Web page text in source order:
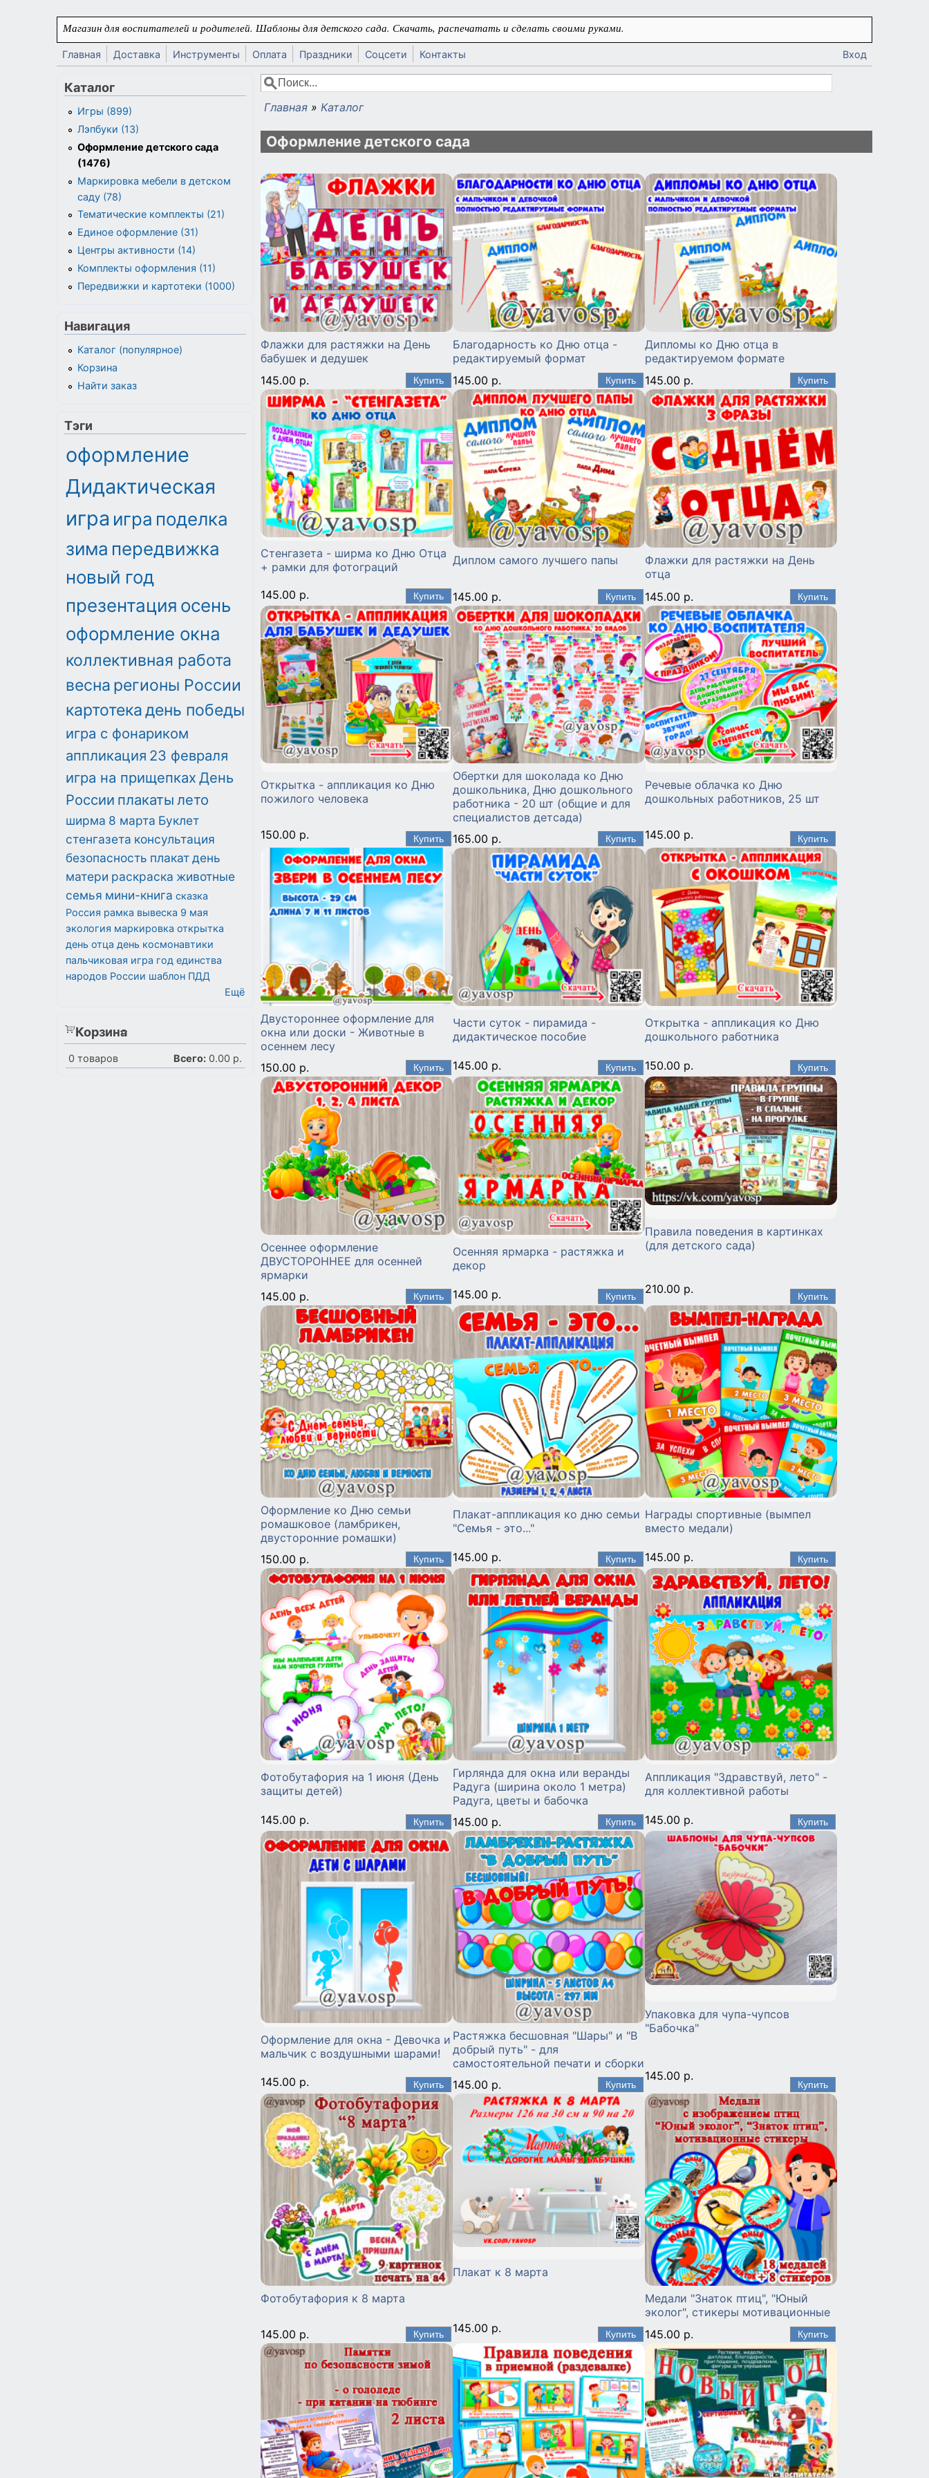
Перейти к основному содержанию
Магазин для воспитателей и родителей. Шаблоны для детского сада. Скачать, распечатать и сделать своими руками.
Главная Доставка Инструменты Оплата Праздники Соцсети Контакты Вход
Форма поиска
Поиск
Вы здесь
Главная » Каталог
Оформление детского сада
Флажки для растяжки на День
бабушек и дедушек
145.00 р.
Благодарность ко Дню отца -
редактируемый формат
145.00 р.
Дипломы ко Дню отца в
редактируемом формате
145.00 р.
Стенгазета - ширма ко Дню Отца
+ рамки для фотограций
145.00 р.
Диплом самого лучшего папы
145.00 р.
Флажки для растяжки на День
отца
145.00 р.
Открытка - аппликация ко Дню
пожилого человека
150.00 р.
Обертки для шоколада ко Дню
дошкольника, Дню дошкольного
работника - 20 шт (общие и для
специалистов детсада)
165.00 р.
Речевые облачка ко Дню
дошкольных работников, 25 шт
145.00 р.
Двустороннее оформление для
окна или доски - Животные в
осеннем лесу
150.00 р.
Части суток - пирамида -
дидактическое пособие
145.00 р.
Открытка - аппликация ко Дню
дошкольного работника
150.00 р.
Осеннее оформление
ДВУСТОРОННЕЕ для осенней
ярмарки
145.00 р.
Осенняя ярмарка - растяжка и
декор
145.00 р.
Правила поведения в картинках
(для детского сада)
210.00 р.
Оформление ко Дню семьи
ромашковое (ламбрикен,
двусторонние ромашки)
150.00 р.
Плакат-аппликация ко дню семьи
"Семья - это..."
145.00 р.
Награды спортивные (вымпел
вместо медали)
145.00 р.
Фотобутафория на 1 июня (День
защиты детей)
145.00 р.
Гирлянда для окна или веранды
Радуга (ширина около 1 метра)
Радуга, цветы и бабочка
145.00 р.
Аппликация "Здравствуй, лето" -
для коллективной работы
145.00 р.
Оформление для окна - Девочка и
мальчик с воздушными шарами!
145.00 р.
Растяжка бесшовная "Шары" и "В
добрый путь" - для
самостоятельной печати и сборки
145.00 р.
Упаковка для чупа-чупсов
"Бабочка"
145.00 р.
Фотобутафория к 8 марта
145.00 р.
Плакат к 8 марта
145.00 р.
Медали "Знаток птиц", "Юный
эколог", стикеры мотивационные
145.00 р.
Каталог
Игры (899)
Лэпбуки (13)
Оформление детского сада
(1476)
Маркировка мебели в детском
саду (78)
Тематические комплекты (21)
Единое оформление (31)
Центры активности (14)
Комплекты оформления (11)
Передвижки и картотеки (1000)
Навигация
Каталог (популярное)
Корзина
Найти заказ
Тэги
оформление
Дидактическая
игра игра поделка
зима передвижка
новый год
презентация осень
оформление окна
коллективная работа
весна регионы России
картотекадень победы
игра с фонариком
аппликация 23 февраля
игра на прищепках День
России плакаты лето
ширма 8 марта Буклет
стенгазета консультация
безопасность плакатдень
матери раскраска животные
семья мини-книга сказка
Россия рамка вывеска 9 мая
экология маркировка открытка
день отца день космонавтики
пальчиковая игра год единства
народов России шаблон ПДД
Ещё
Корзина
0 товаров Всего: 0.00 р.